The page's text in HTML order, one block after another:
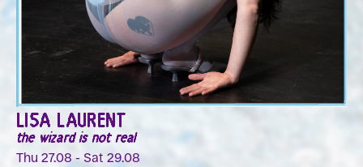
LISA LAURENT
the wizard is not real
Thu 27.08 - Sat 29.08